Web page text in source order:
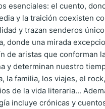
esenciales: el cuento,
y la traición coexisten
y trazan senderos
donde una mirada
de aristas que conforman
y determinan nuestro
la familia, los viajes, el
de la vida literaria...
incluye crónicas y